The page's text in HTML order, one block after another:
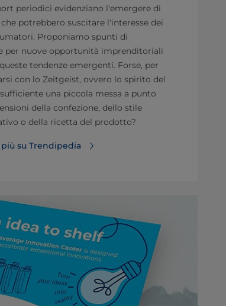
periodici evidenziano l'emergere di
potrebbero suscitare l'interesse dei
Proponiamo spunti di
per nuove opportunità imprenditoriali
tendenze emergenti. Forse, per
con lo Zeitgeist, ovvero lo spirito del
una piccola messa a punto
della confezione, dello stile
o della ricetta del prodotto?
su Trendipedia⁠⁠